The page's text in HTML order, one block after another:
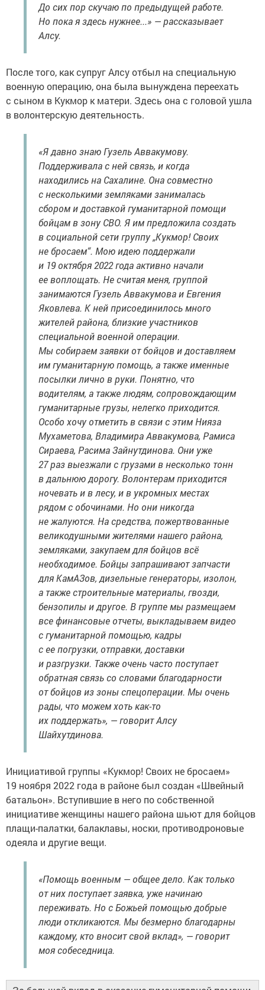
До сих пор скучаю по предыдущей работе.
Но пока я здесь нужнее...» — рассказывает
Алсу.
После того, как супруг Алсу отбыл на специальную
военную операцию, она была вынуждена переехать
с сыном в Кукмор к матери. Здесь она с головой ушла
в волонтерскую деятельность.
«Я давно знаю Гузель Аввакумову.
Поддерживала с ней связь, и когда
находились на Сахалине. Она совместно
с несколькими земляками занималась
сбором и доставкой гуманитарной помощи
бойцам в зону СВО. Я им предложила создать
в социальной сети группу „Кукмор! Своих
не бросаем“. Мою идею поддержали
и 19 октября 2022 года активно начали
ее воплощать. Не считая меня, группой
занимаются Гузель Аввакумова и Евгения
Яковлева. К ней присоединилось много
жителей района, близкие участников
специальной военной операции.
Мы собираем заявки от бойцов и доставляем
им гуманитарную помощь, а также именные
посылки лично в руки. Понятно, что
водителям, а также людям, сопровождающим
гуманитарные грузы, нелегко приходится.
Особо хочу отметить в связи с этим Нияза
Мухаметова, Владимира Аввакумова, Рамиса
Сираева, Расима Зайнутдинова. Они уже
27 раз выезжали с грузами в несколько тонн
в дальнюю дорогу. Волонтерам приходится
ночевать и в лесу, и в укромных местах
рядом с обочинами. Но они никогда
не жалуются. На средства, пожертвованные
великодушными жителями нашего района,
земляками, закупаем для бойцов всё
необходимое. Бойцы запрашивают запчасти
для КамАЗов, дизельные генераторы, изолон,
а также строительные материалы, гвозди,
бензопилы и другое. В группе мы размещаем
все финансовые отчеты, выкладываем видео
с гуманитарной помощью, кадры
с ее погрузки, отправки, доставки
и разгрузки. Также очень часто поступает
обратная связь со словами благодарности
от бойцов из зоны спецоперации. Мы очень
рады, что можем хоть как-то
их поддержать», — говорит Алсу
Шайхутдинова.
Инициативой группы «Кукмор! Своих не бросаем»
19 ноября 2022 года в районе был создан «Швейный
батальон». Вступившие в него по собственной
инициативе женщины нашего района шьют для бойцов
плащи-палатки, балаклавы, носки, противодроновые
одеяла и другие вещи.
«Помощь военным — общее дело. Как только
от них поступает заявка, уже начинаю
переживать. Но с Божьей помощью добрые
люди откликаются. Мы безмерно благодарны
каждому, кто вносит свой вклад», — говорит
моя собеседница.